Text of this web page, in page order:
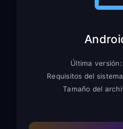
Última
Requisitos del
Tamaño del